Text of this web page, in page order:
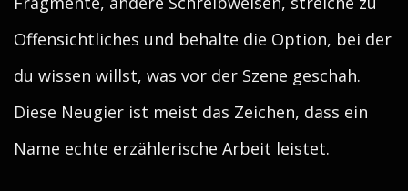
Offensichtliches und behalte die Option, bei der
du wissen willst, was vor der Szene geschah.
Diese Neugier ist meist das Zeichen, dass ein
Name echte erzählerische Arbeit leistet.